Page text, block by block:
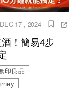
DEC 17 , 2024
！簡易4步
印良品